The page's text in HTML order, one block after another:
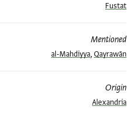
Fustat
Mentioned
al-Mahdiyya,Qayrawān
Origin
Alexandria